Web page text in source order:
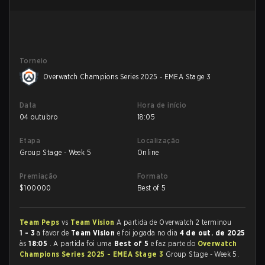
Torneio
Overwatch Champions Series 2025 - EMEA Stage 3
Data
04 outubro
Hora de início
18:05
Etapa
Group Stage - Week 5
Localização
Online
Premiação
$100000
Formato
Best of 5
Team Peps vs Team VisionA partida de Overwatch 2 terminou
1 - 3 a favor de Team Vision e foi jogada no dia 4 de out. de 2025
às18:05 . A partida foi uma Best of 5 e faz parte do Overwatch
Champions Series 2025 - EMEA Stage 3 Group Stage - Week 5.